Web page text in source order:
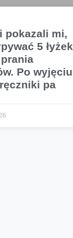
pokazali mi,
5 łyżek
Po wyjęciu
pa